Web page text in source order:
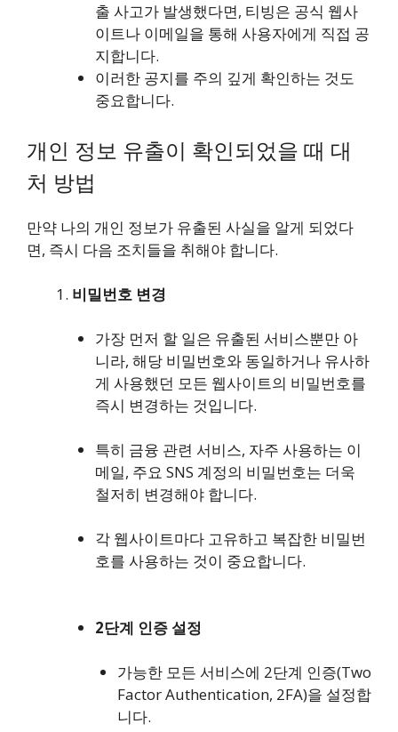
출 사고가 발생했다면, 티빙은 공식 웹사
이트나 이메일을 통해 사용자에게 직접 공
지합니다.
이러한 공지를 주의 깊게 확인하는 것도
중요합니다.
개인 정보 유출이 확인되었을 때 대
처 방법
만약 나의 개인 정보가 유출된 사실을 알게 되었다
면, 즉시 다음 조치들을 취해야 합니다.
비밀번호 변경
가장 먼저 할 일은 유출된 서비스뿐만 아
니라, 해당 비밀번호와 동일하거나 유사하
게 사용했던 모든 웹사이트의 비밀번호를
즉시 변경하는 것입니다.
특히 금융 관련 서비스, 자주 사용하는 이
메일, 주요 SNS 계정의 비밀번호는 더욱
철저히 변경해야 합니다.
각 웹사이트마다 고유하고 복잡한 비밀번
호를 사용하는 것이 중요합니다.
2단계 인증 설정
가능한 모든 서비스에 2단계 인증(Two
Factor Authentication, 2FA)을 설정합
니다.